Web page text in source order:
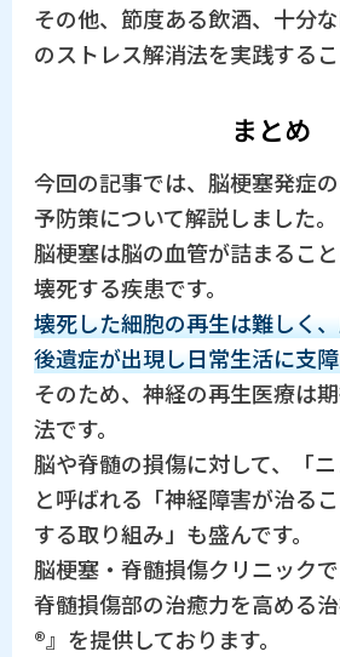
その他、節度ある飲酒、十分
のストレス解消法を実践するこ
まとめ
今回の記事では、脳梗塞発症
予防策について解説しました。
脳梗塞は脳の血管が詰まるこ
壊死する疾患です。
壊死した細胞の再生は難しく
後遺症が出現し日常生活に支
そのため、神経の再生医療は
法です。
脳や脊髄の損傷に対して、「ニ
と呼ばれる「神経障害が治る
する取り組み」も盛んです。
脳梗塞・脊髄損傷クリニック
脊髄損傷部の治癒力を高める
®』を提供しております。